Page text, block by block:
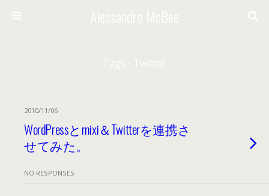
2010/11/06
WordPressとmixi＆Twitterを連携さ
せてみた。
NO RESPONSES